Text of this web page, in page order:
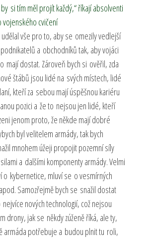
udělal vše pro to, aby se omezily vedlejší
podnikatelů a obchodníků tak, aby vojáci
mají dostat. Zároveň bych si ověřil, zda
štábů jsou lidé na svých místech, lidé
kteří za sebou mají úspěšnou kariéru
pozici a že to nejsou jen lidé, kteří
jenom proto, že někde mají dobré
byl velitelem armády, tak bych
mnohem úžeji propojit pozemní síly
a dalšími komponenty armády. Velmi
o kybernetice, mluví se o vesmírných
Samozřejmě bych se snažil dostat
nových technologií, což nejsou
drony, jak se někdy zúženě říká, ale ty,
armáda potřebuje a budou plnit tu roli,